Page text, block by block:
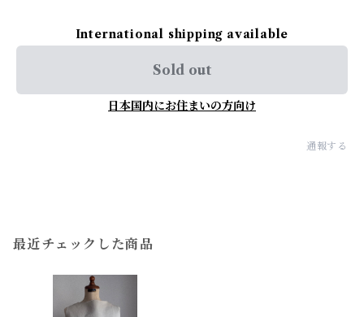
International shipping available
Sold out
日本国内にお住まいの方向け
通報する
最近チェックした商品